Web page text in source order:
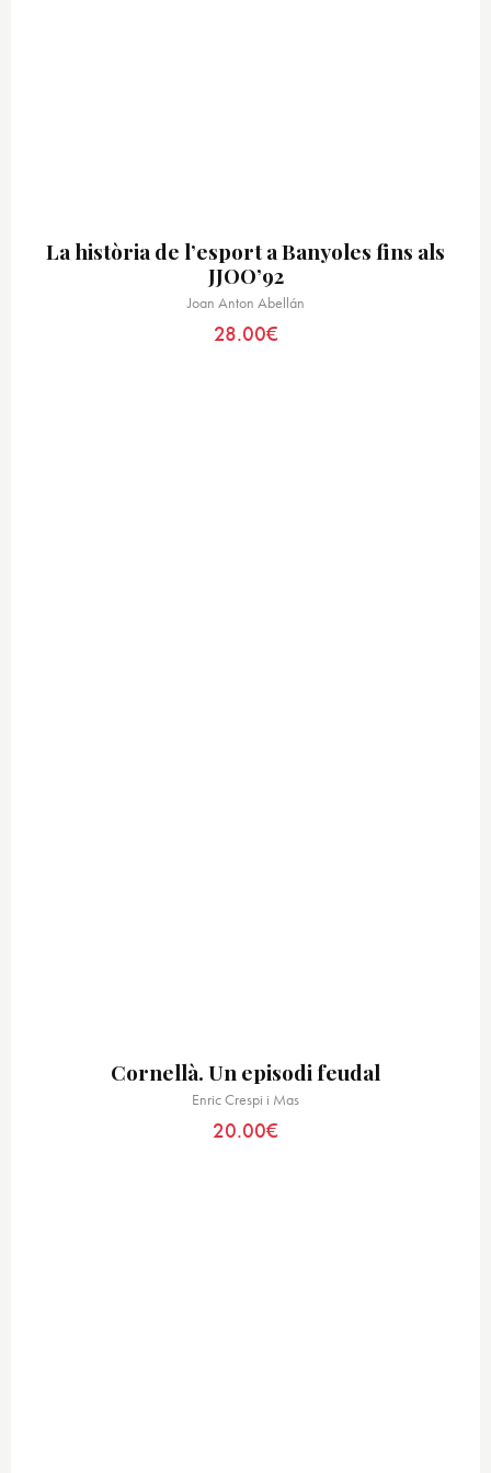
La història de l’esport a Banyoles fins als
JJOO’92
Joan Anton Abellán
28.00€
Cornellà. Un episodi feudal
Enric Crespi i Mas
20.00€